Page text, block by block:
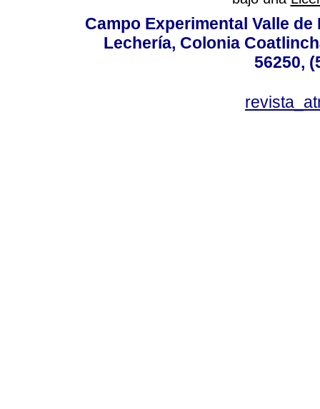
Campo Experimental Valle
Lechería, Colonia
56250,